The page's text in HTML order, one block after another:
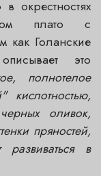
окрестностях
плато с
как Голанские
это
полнотелое
кислотностью,
оливок,
пряностей,
в